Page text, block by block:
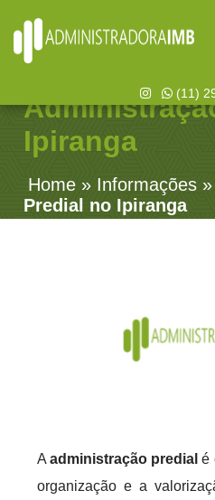
(11)
Ipiranga
Home » Informações »
Predial no Ipiranga
Aadministração predial é
organização e a